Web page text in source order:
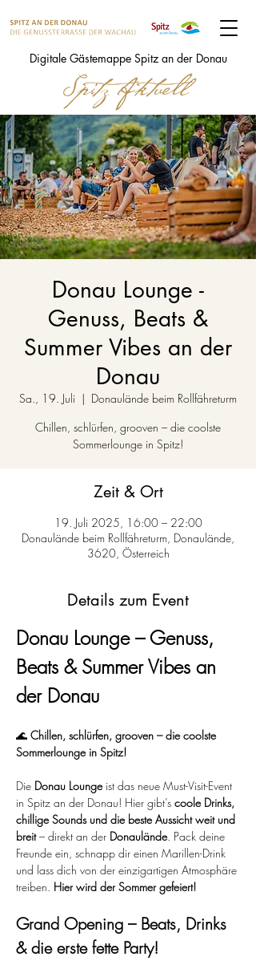
Digitale Gästemappe Spitz an der Donau
Donau Lounge -
Genuss, Beats &
Summer Vibes an der
Donau
Sa., 19. Juli
  |
Donaulände beim Rollfähreturm
Chillen, schlürfen, grooven – die coolste
Sommerlounge in Spitz!
Zeit & Ort
19. Juli 2025, 16:00 – 22:00
Donaulände beim Rollfähreturm, Donaulände,
3620, Österreich
Details zum Event
Donau Lounge – Genuss,
Beats & Summer Vibes an
der Donau
🌊 Chillen, schlürfen, grooven – die coolste
Sommerlounge in Spitz!
Die Donau Lounge ist das neue Must-Visit-Event
in Spitz an der Donau! Hier gibt’s coole Drinks,
chillige Sounds und die beste Aussicht weit und
breit – direkt an der Donaulände. Pack deine
Freunde ein, schnapp dir einen Marillen-Drink
und lass dich von der einzigartigen Atmosphäre
treiben. Hier wird der Sommer gefeiert!
Grand Opening – Beats, Drinks
& die erste fette Party!